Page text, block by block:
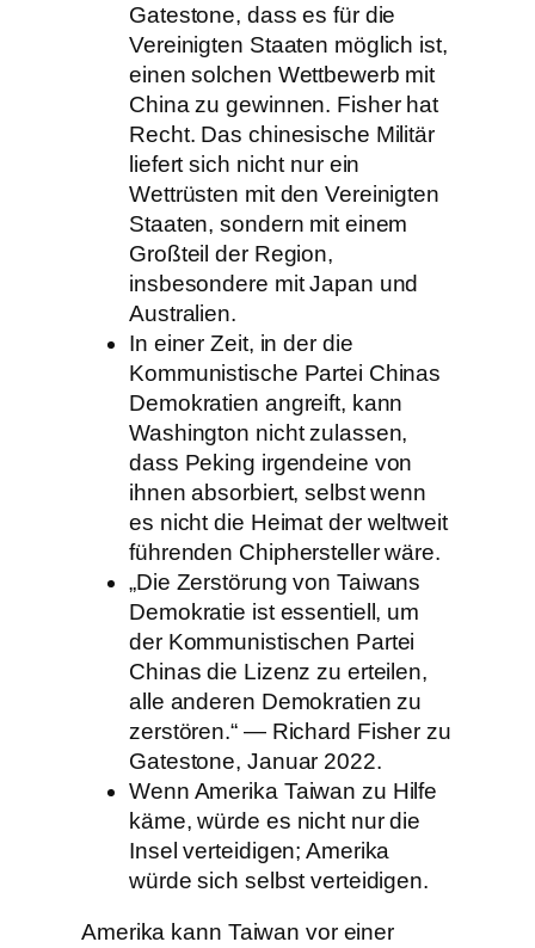
Gatestone, dass es für die
Vereinigten Staaten möglich ist,
einen solchen Wettbewerb mit
China zu gewinnen. Fisher hat
Recht. Das chinesische Militär
liefert sich nicht nur ein
Wettrüsten mit den Vereinigten
Staaten, sondern mit einem
Großteil der Region,
insbesondere mit Japan und
Australien.
In einer Zeit, in der die
Kommunistische Partei Chinas
Demokratien angreift, kann
Washington nicht zulassen,
dass Peking irgendeine von
ihnen absorbiert, selbst wenn
es nicht die Heimat der weltweit
führenden Chiphersteller wäre.
„Die Zerstörung von Taiwans
Demokratie ist essentiell, um
der Kommunistischen Partei
Chinas die Lizenz zu erteilen,
alle anderen Demokratien zu
zerstören.“ — Richard Fisher zu
Gatestone, Januar 2022.
Wenn Amerika Taiwan zu Hilfe
käme, würde es nicht nur die
Insel verteidigen; Amerika
würde sich selbst verteidigen.
Amerika kann Taiwan vor einer